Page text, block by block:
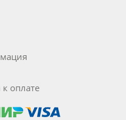
оплате